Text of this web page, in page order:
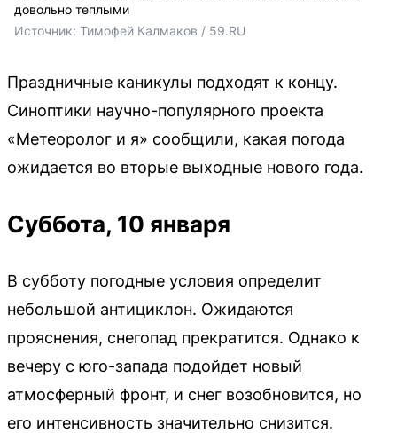
довольно теплыми
Источник: Тимофей Калмаков / 59.RU
Праздничные каникулы подходят к концу.
Синоптики научно-популярного проекта
«Метеоролог и я» сообщили, какая погода
ожидается во вторые выходные нового года.
Суббота, 10 января
В субботу погодные условия определит
небольшой антициклон. Ожидаются
прояснения, снегопад прекратится. Однако к
вечеру с юго-запада подойдет новый
атмосферный фронт, и снег возобновится, но
его интенсивность значительно снизится.